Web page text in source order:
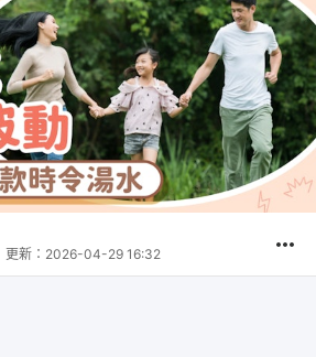
更新： 2026-04-29 16:32